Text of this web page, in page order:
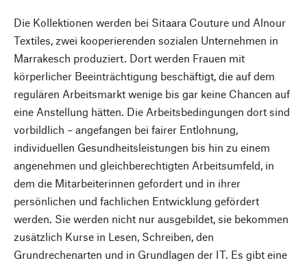
Die Kollektionen werden bei Sitaara Couture und Alnour
Textiles, zwei kooperierenden sozialen Unternehmen in
Marrakesch produziert. Dort werden Frauen mit
körperlicher Beeinträchtigung beschäftigt, die auf dem
regulären Arbeitsmarkt wenige bis gar keine Chancen auf
eine Anstellung hätten. Die Arbeitsbedingungen dort sind
vorbildlich – angefangen bei ­fairer Entlohnung,
individuellen Gesundheitsleistungen bis hin zu einem
angenehmen und gleichberechtigten Arbeitsumfeld, in
dem die Mitarbeiterinnen gefordert und in ihrer
persönlichen und fachlichen Entwicklung gefördert
werden. Sie werden nicht nur ausgebildet, sie bekommen
zusätzlich Kurse in Lesen, Schreiben, den
Grundrechenarten und in Grundlagen der IT. Es gibt eine